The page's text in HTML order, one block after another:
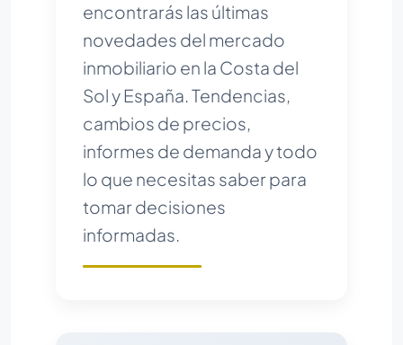
encontrarás las últimas
novedades del mercado
inmobiliario en la Costa del
Sol y España. Tendencias,
cambios de precios,
informes de demanda y todo
lo que necesitas saber para
tomar decisiones
informadas.